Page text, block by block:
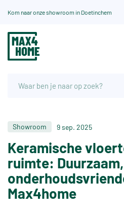
Kom naar onze showroom in Doetinchem
Showroom 9 sep. 2025
Keramische
ruimte:
Max4home